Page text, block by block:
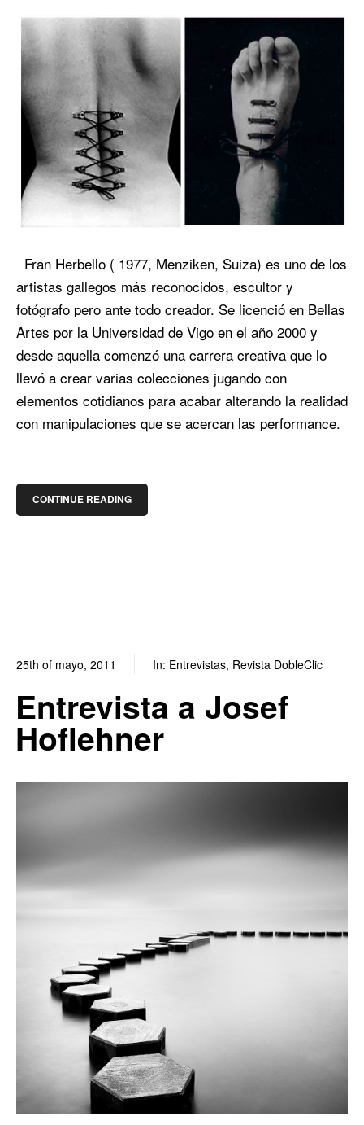
Fran Herbello ( 1977, Menziken, Suiza) es uno de los
artistas gallegos más reconocidos, escultor y
fotógrafo pero ante todo creador. Se licenció en Bellas
Artes por la Universidad de Vigo en el año 2000 y
desde aquella comenzó una carrera creativa que lo
llevó a crear varias colecciones jugando con
elementos cotidianos para acabar alterando la realidad
con manipulaciones que se acercan las performance.
CONTINUE READING
25th of mayo, 2011 In: Entrevistas, Revista DobleClic
Entrevista a Josef
Hoflehner